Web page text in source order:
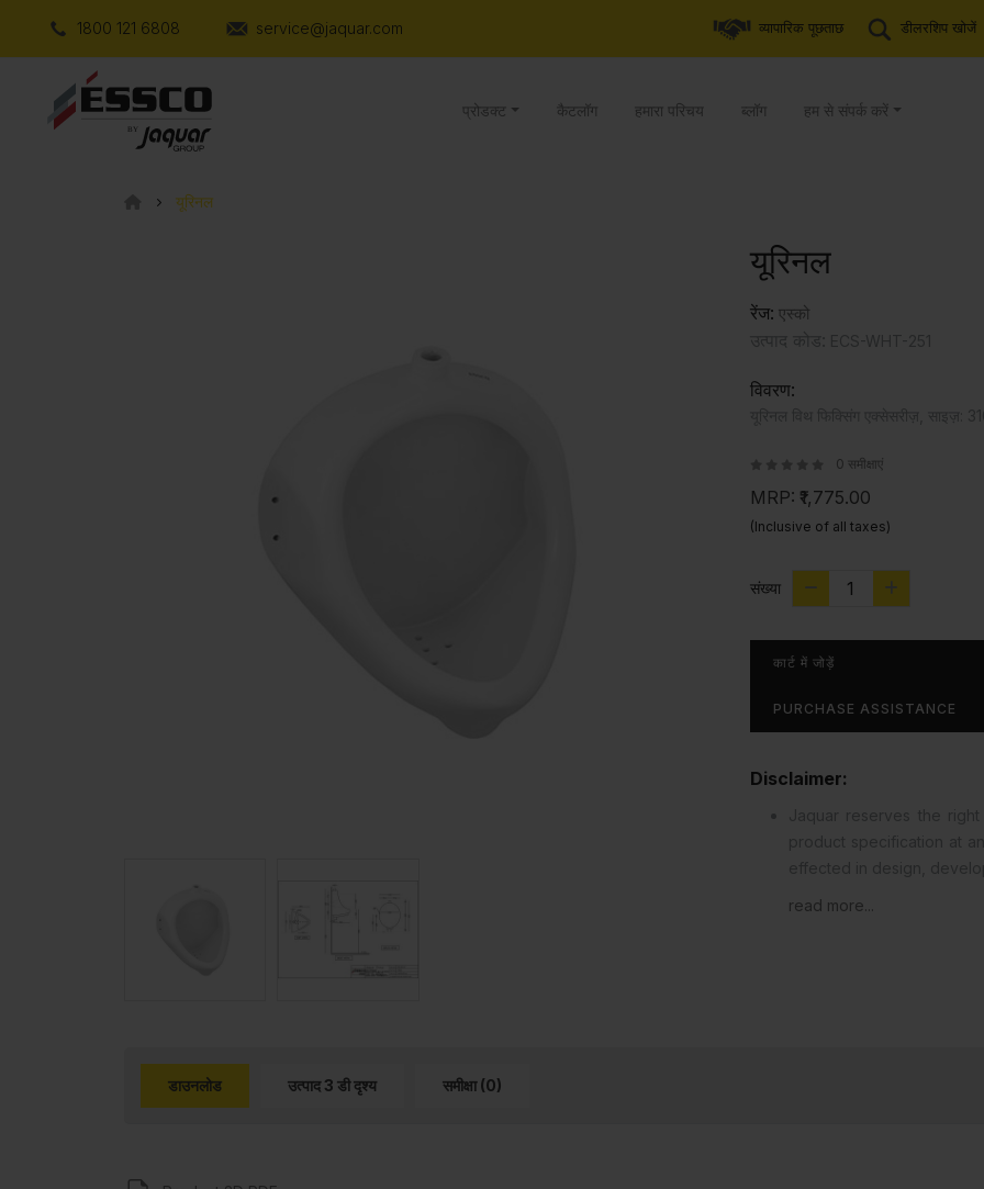
1800 121 6808 service@jaquar.com व्यापारिक पूछताछ डीलरशिप खोजें
प्रोडक्ट कैटलॉग हमारा परिचय ब्लॉग हम से संपर्क करें
यूरिनल
यूरिनल
रेंज: एस्को
विवरण:
0 समीक्षाएं
MRP: ₹1,775.00
(Inclusive of all taxes)
संख्या
कार्ट में जोड़ें
PURCHASE ASSISTANCE
Disclaimer:
read more...
डाउनलोड उत्पाद 3 डी दृश्य समीक्षा (0)